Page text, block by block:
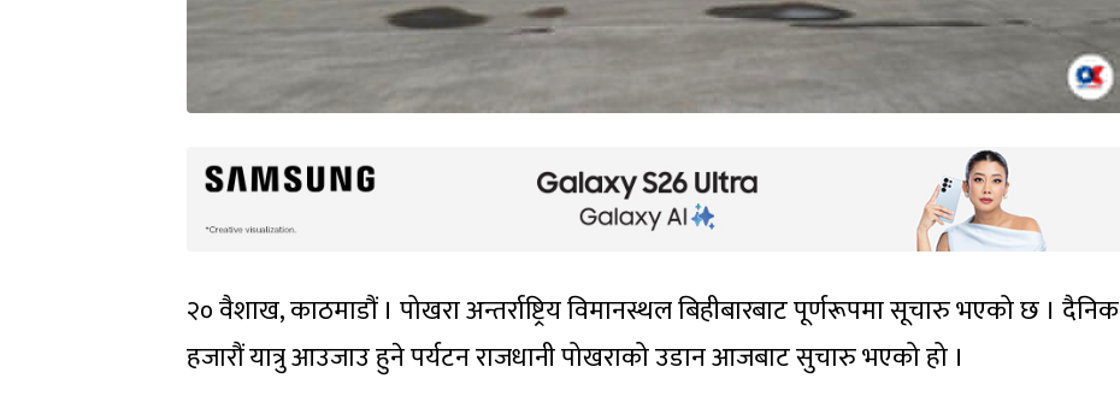
२० वैशाख, काठमाडौं । पोखरा अन्तर्राष्ट्रिय विमानस्थल बिहीबारबाट पूर्णरूपमा सूचारु भएको छ । दैनिक
हजारौं यात्रु आउजाउ हुने पर्यटन राजधानी पोखराको उडान आजबाट सुचारु भएको हो ।